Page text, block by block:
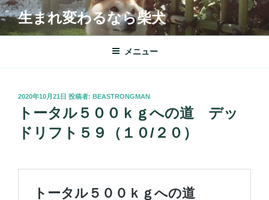
コ
ン
テ
生まれ変わるなら柴犬
メニュー
投
稿
2020年10月21日 投稿者: BEASTRONGMAN
トータル５００ｋｇへの道 デッ
ドリフト５９（１０/２０）